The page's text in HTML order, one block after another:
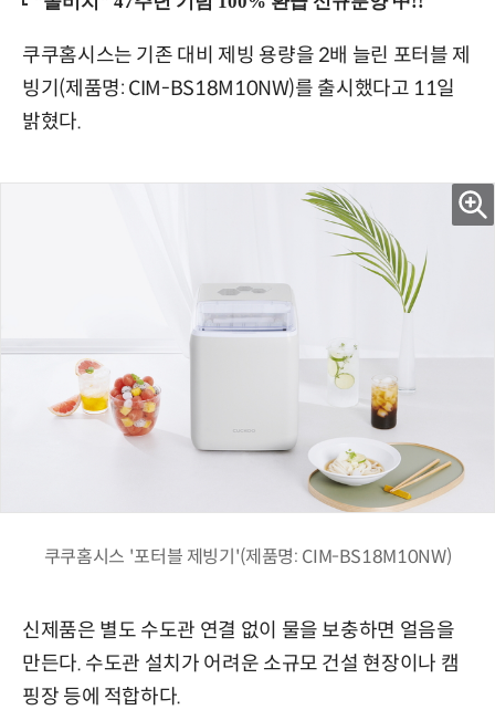
쿠쿠홈시스는 기존 대비 제빙 용량을 2배 늘린 포터블 제
빙기(제품명: CIM-BS18M10NW)를 출시했다고 11일
밝혔다.
쿠쿠홈시스 '포터블 제빙기'(제품명: CIM-BS18M10NW)
신제품은 별도 수도관 연결 없이 물을 보충하면 얼음을
만든다. 수도관 설치가 어려운 소규모 건설 현장이나 캠
핑장 등에 적합하다.